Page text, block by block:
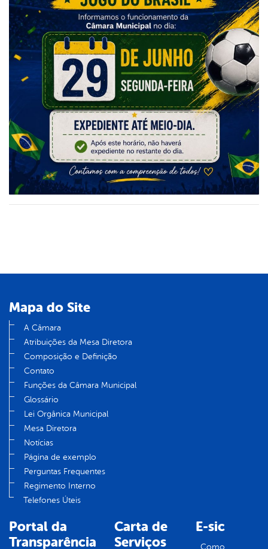
Mapa do Site
A Câmara
Atribuições da Mesa Diretora
Composição e Definição
Contato
Funções da Câmara Municipal
Glossário
Lei Orgânica Municipal
Mesa Diretora
Notícias
Página de exemplo
Perguntas Frequentes
Regimento Interno
Telefones Úteis
Portal da
Transparência
Carta de
Serviços
E-sic
Como